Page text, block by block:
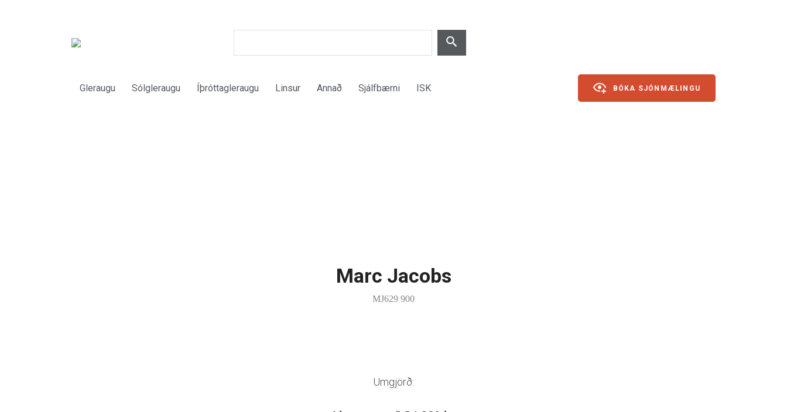
Gleraugu Sólgleraugu Íþróttagleraugu Linsur Annað Sjálfbærni ISK BÓKA SJÓNMÆLINGU
Marc Jacobs
MJ629 900
Umgjörð: